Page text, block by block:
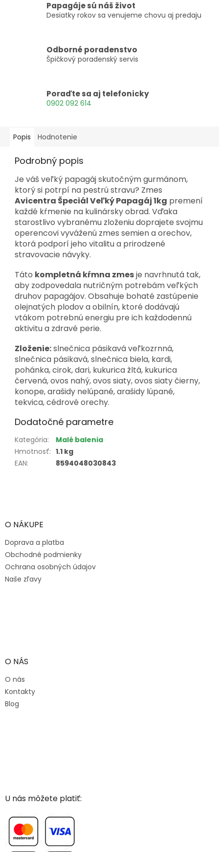
Papagáje sú náš život
Desiatky rokov sa venujeme chovu aj predaju
Odborné poradenstvo
Špičkový poradenský servis
Poraďte sa aj telefonicky
0902 092 614
Popis Hodnotenie
Podrobný popis
Je váš veľký papagáj skutočným gurmánom,
ktorý si potrpí na pestrú stravu? Zmes
Avicentra Špeciál Veľký Papagáj 1kg premení
každé kŕmenie na kulinársky obrad. Vďaka
starostlivo vybranému zloženiu doprajete svojmu
operencovi vyváženú zmes semien a orechov,
ktorá podporí jeho vitalitu a prirodzené
stravovacie návyky.
Táto kompletná kŕmna zmesje navrhnutá tak,
aby zodpovedala nutričným potrebám veľkých
druhov papagájov. Obsahuje bohaté zastúpenie
olejnatých plodov a obilnín, ktoré dodávajú
vtákom potrebnú energiu pre ich každodennú
aktivitu a zdravé perie.
Zloženie:slnečnica pásikavá veľkozrnná,
slnečnica pásikavá, slnečnica biela, kardi,
pohánka, cirok, dari, kukurica žltá, kukurica
červená, ovos nahý, ovos siaty, ovos siaty čierny,
konope, arašidy nelúpané, arašidy lúpané,
tekvica, cédrové orechy.
Dodatočné parametre
Kategória:
Malé balenia
Hmotnosť: 1.1 kg
EAN: 8594048030843
ä
e
O NÁKUPE
Doprava a platba
Obchodné podmienky
Ochrana osobných údajov
Naše zľavy
O NÁS
O nás
Kontakty
Blog
U nás môžete platiť: